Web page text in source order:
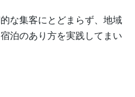
な集客にとどまらず、地域
泊のあり方を実践してまい